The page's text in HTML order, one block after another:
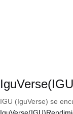
IGU (IguVerse) se